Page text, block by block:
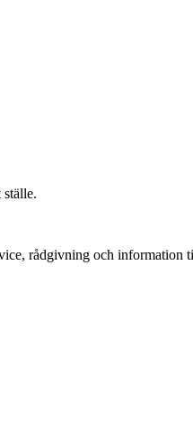
ställe.
rådgivning och information